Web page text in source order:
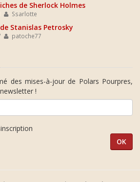
de Sherlock Holmes
Ssarlotte
Stanislas Petrosky
patoche77
des mises-à-jour de Polars Pourpres,
!